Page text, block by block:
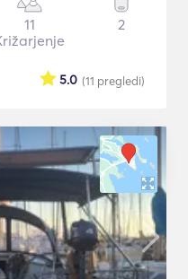
11
2
(11 pregledi)
5.0